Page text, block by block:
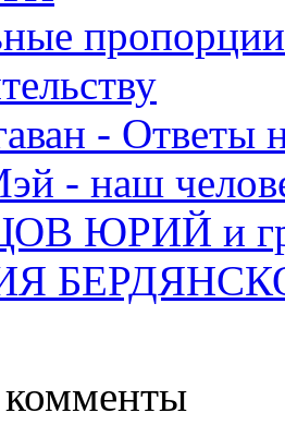
- Ответы
- наш
ЮРИЙ и
комменты